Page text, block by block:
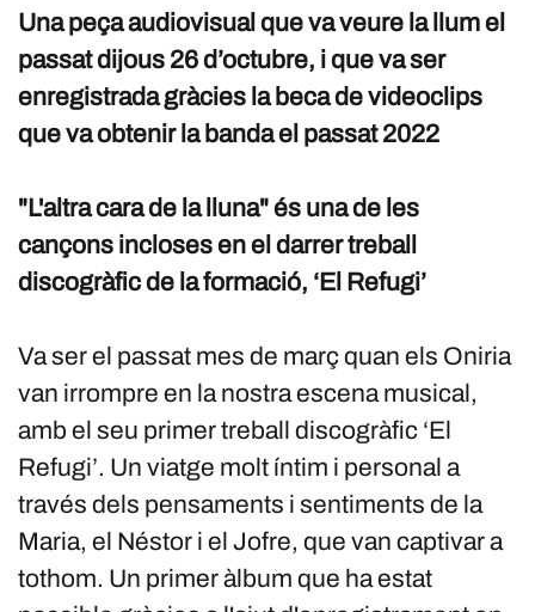
Una peça audiovisual que va veure la llum el
passat dijous 26 d’octubre, i que va ser
enregistrada gràcies la beca de videoclips
que va obtenir la banda el passat 2022
"L'altra cara de la lluna" és una de les
cançons incloses en el darrer treball
discogràfic de la formació, ‘El Refugi’
Va ser el passat mes de març quan els Oniria
van irrompre en la nostra escena musical,
amb el seu primer treball discogràfic ‘El
Refugi’. Un viatge molt íntim i personal a
través dels pensaments i sentiments de la
Maria, el Néstor i el Jofre, que van captivar a
tothom. Un primer àlbum que ha estat